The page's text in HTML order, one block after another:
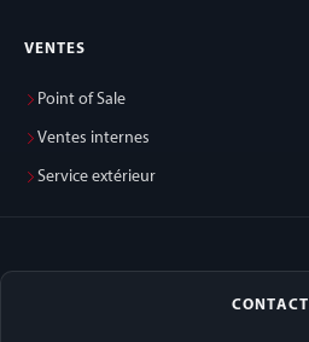
VENTES
Point of Sale
Ventes internes
Service extérieur
CONTACT